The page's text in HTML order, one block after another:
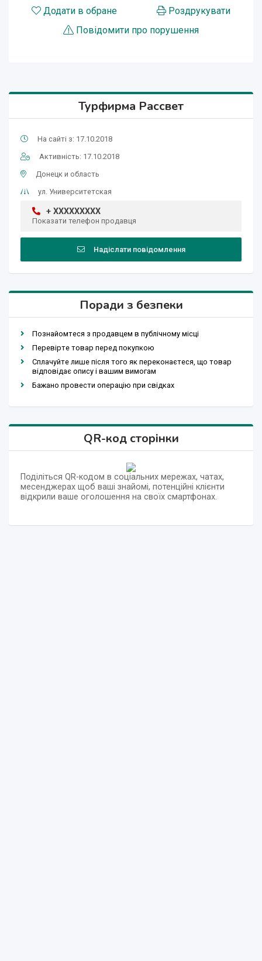
Додати в обране
Роздрукувати
Повідомити про порушення
Турфирма Рассвет
На сайті з: 17.10.2018
Активність: 17.10.2018
Донецк и область
ул. Университетская
+ XXXXXXXXX
Показати телефон продавця
Надіслати повідомлення
Поради з безпеки
Познайомтеся з продавцем в публічному місці
Перевірте товар перед покупкою
Сплачуйте лише після того як переконаєтеся, що товар
відповідає опису і вашим вимогам
Бажано провести операцію при свідках
QR-код сторінки
Поділіться QR-кодом в соціальних мережах, чатах,
месенджерах щоб ваші знайомі, потенційні клієнти
відкрили ваше оголошення на своїх смартфонах.